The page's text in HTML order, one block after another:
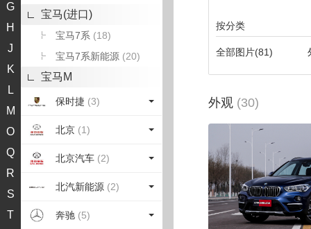
G
H
J
K
L
M
O
Q
R
S
T
宝马(进口)
宝马7系 (18)
宝马7系新能源 (20)
宝马M
保时捷 (3)
北京 (1)
北京汽车 (2)
北汽新能源 (2)
奔驰 (5)
按分类
全部图片(81)
外观 (30)